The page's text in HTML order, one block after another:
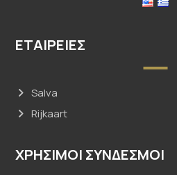
ΕΤΑΙΡΕΊΕΣ
Salva
Rijkaart
ΧΡΗΣΙΜΟΙ ΣΥΝΔΕΣΜΟΙ